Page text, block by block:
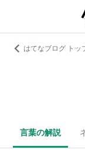
はてなブログ トッ
言葉の解説